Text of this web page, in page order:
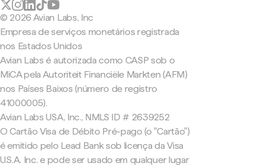
© 2026 Avian Labs, Inc
Empresa de serviços monetários registrada
nos Estados Unidos
Avian Labs é autorizada como CASP sob o
MiCA pela Autoriteit Financiële Markten (AFM)
nos Países Baixos (número de registro
41000005).
Avian Labs USA, Inc., NMLS ID # 2639252
O Cartão Visa de Débito Pré-pago (o "Cartão")
é emitido pelo Lead Bank sob licença da Visa
U.S.A. Inc. e pode ser usado em qualquer lugar